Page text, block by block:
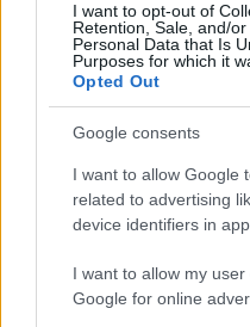
I want to opt-out of
Retention, Sale, and/
Personal Data that Is
Purposes for which it
Opted Out
Google consents
I want to allow Google
related to advertising
device identifiers in
I want to allow my
Google for online
Bódi Guszti és Margó
megvan a család első